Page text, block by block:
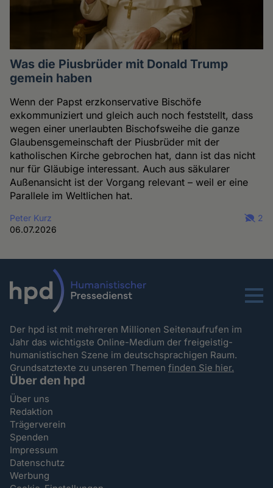
Was die Piusbrüder mit Donald Trump
gemein haben
Wenn der Papst erzkonservative Bischöfe
exkommuniziert und gleich auch noch feststellt, dass
wegen einer unerlaubten Bischofsweihe die ganze
Glaubensgemeinschaft der Piusbrüder mit der
katholischen Kirche gebrochen hat, dann ist das nicht
nur für Gläubige interessant. Auch aus säkularer
Außenansicht ist der Vorgang relevant – weil er eine
Parallele im Weltlichen hat.
Peter Kurz
06.07.2026
2
Menu
Der hpd ist mit mehreren Millionen Seitenaufrufen im
Jahr das wichtigste Online-Medium der freigeistig-
humanistischen Szene im deutschsprachigen Raum.
Grundsatztexte zu unseren Themenfinden Sie hier.
Über den hpd
Über uns
Redaktion
Trägerverein
Spenden
Impressum
Datenschutz
Werbung